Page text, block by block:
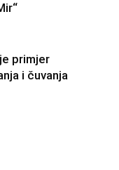
primjer
i čuvanja